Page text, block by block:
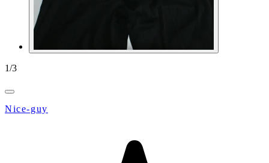
1/3
Nice-guy